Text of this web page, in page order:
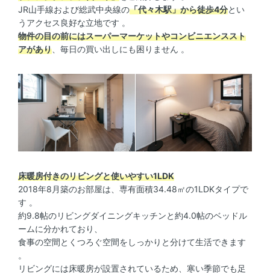
JR山手線および総武中央線の「代々木駅」から徒歩4分とい
うアクセス良好な立地です 。
物件の目の前にはスーパーマーケットやコンビニエンススト
アがあり 、毎日の買い出しにも困りません 。
床暖房付きのリビングと使いやすい1LDK
2018年8月築のお部屋は、専有面積34.48㎡の1LDKタイプで
す 。
約9.8帖のリビングダイニングキッチンと約4.0帖のベッドル
ームに分かれており、
食事の空間とくつろぐ空間をしっかりと分けて生活できます
。
リビングには床暖房が設置されているため、寒い季節でも足